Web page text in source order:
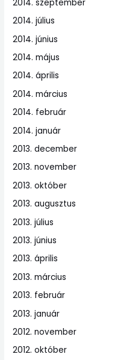
2014. szeptember
2014. július
2014. június
2014. május
2014. április
2014. március
2014. február
2014. január
2013. december
2013. november
2013. október
2013. augusztus
2013. július
2013. június
2013. április
2013. március
2013. február
2013. január
2012. november
2012. október